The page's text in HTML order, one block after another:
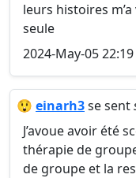
leurs histoires
seule
2024-May-05 22:19
😲 einarh3se sent
J’avoue avoir été
thérapie de
de groupe et la